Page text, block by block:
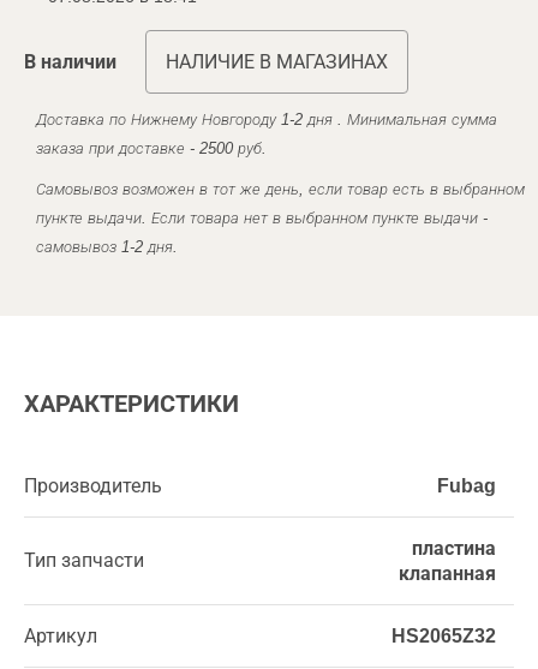
В наличии НАЛИЧИЕ В МАГАЗИНАХ
Доставка по Нижнему Новгороду 1-2 дня . Минимальная сумма
заказа при доставке - 2500 руб.
Самовывоз возможен в тот же день, если товар есть в выбранном
пункте выдачи. Если товара нет в выбранном пункте выдачи -
самовывоз 1-2 дня.
ХАРАКТЕРИСТИКИ
Производитель Fubag
Тип запчасти
пластина
клапанная
Артикул HS2065Z32